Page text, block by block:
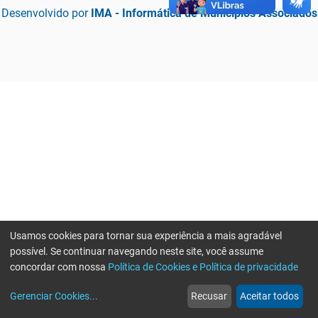
Desenvolvido por IMA - Informática de Municípios Associados
web
Notícias
more_horiz
Mais
Usamos cookies para tornar sua experiência a mais agradável
possível. Se continuar navegando neste site, você assume
concordar com nossa Política de Cookies e Política de privacidade
Gerenciar Cookies... Recusar Aceitar todos
Erro ao enviar informações, por favor tente novamente